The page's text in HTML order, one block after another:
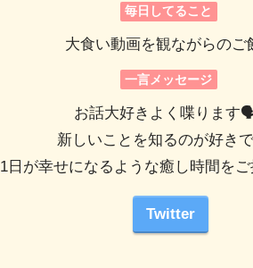
毎日してること
大食い動画を観ながらのご
一言メッセージ
お話大好きよく喋ります
新しいことを知るのが好きで
1日が幸せになるような癒し時間を
Twitter